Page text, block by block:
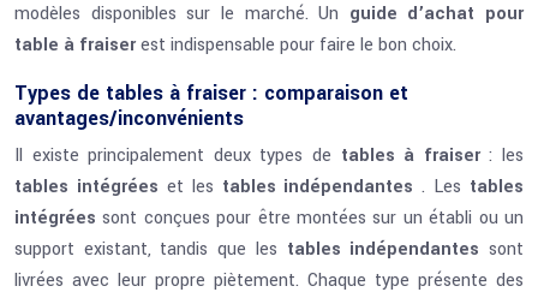
modèles disponibles sur le marché. Un guide d’achat pour
table à fraiserest indispensable pour faire le bon choix.
Types de tables à fraiser : comparaison et
avantages/inconvénients
Il existe principalement deux types de tables à fraiser: les
tables intégrées et les tables indépendantes. Les tables
intégréessont conçues pour être montées sur un établi ou un
support existant, tandis que les tables indépendantessont
livrées avec leur propre piètement. Chaque type présente des